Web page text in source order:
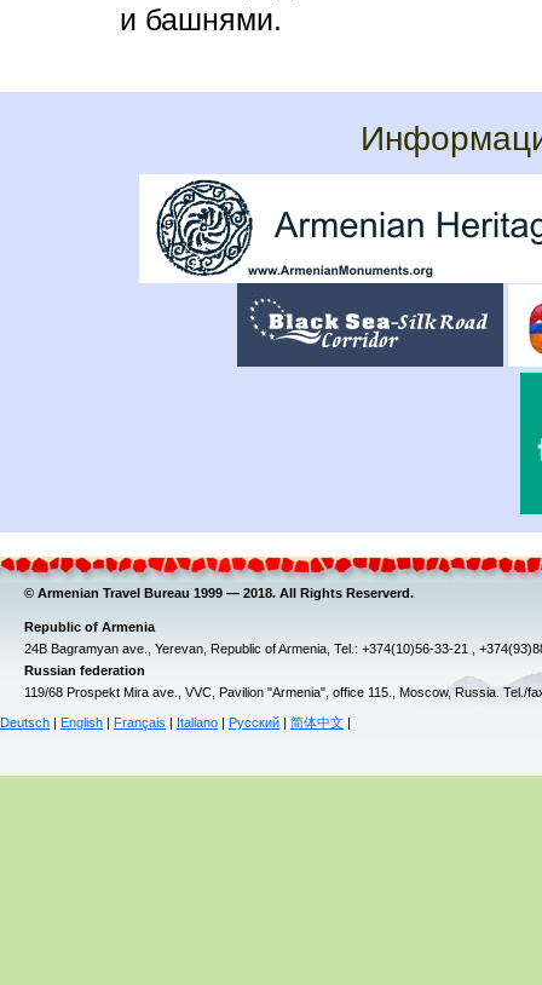
и башнями.
© Armenian Travel Bureau 1999 — 2018. All Rights Reserverd.
Republic of Armenia
24B Bagramyan ave., Yerevan, Republic of Armenia, Tel.: +374(10)56-33-21 ,
Russian federation
119/68 Prospekt Mira ave., VVC, Pavilion "Armenia", office 115., Moscow, Russia. Tel./
Deutsch English Français Italiano Русский 简体中文